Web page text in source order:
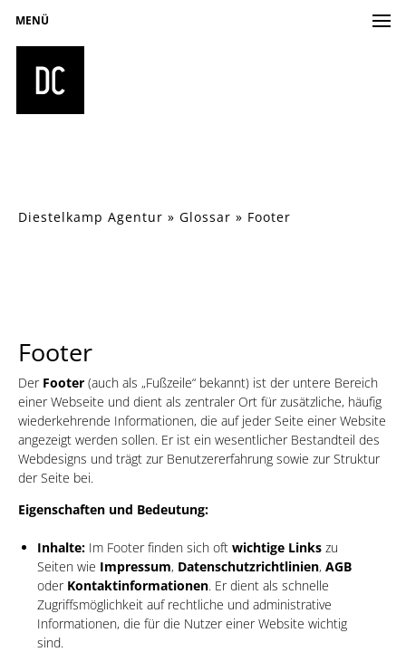
MENÜ
Diestelkamp Agentur » Glossar » Footer
Footer
Der Footer (auch als „Fußzeile“ bekannt) ist der untere Bereich
einer Webseite und dient als zentraler Ort für zusätzliche, häufig
wiederkehrende Informationen, die auf jeder Seite einer Website
angezeigt werden sollen. Er ist ein wesentlicher Bestandteil des
Webdesigns und trägt zur Benutzererfahrung sowie zur Struktur
der Seite bei.
Eigenschaften und Bedeutung:
Inhalte: Im Footer finden sich oft wichtige Links zu
Seiten wie Impressum, Datenschutzrichtlinien, AGB
oder Kontaktinformationen. Er dient als schnelle
Zugriffsmöglichkeit auf rechtliche und administrative
Informationen, die für die Nutzer einer Website wichtig
sind.